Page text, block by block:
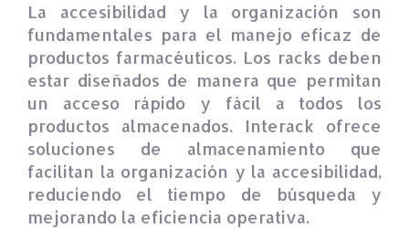
La accesibilidad y la organización son
fundamentales para el manejo eficaz de
productos farmacéuticos. Los racks deben
estar diseñados de manera que permitan
un acceso rápido y fácil a todos los
productos almacenados. Interack ofrece
soluciones de almacenamiento que
facilitan la organización y la accesibilidad,
reduciendo el tiempo de búsqueda y
mejorando la eficiencia operativa.